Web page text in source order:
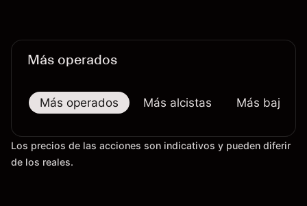
Más operados
Más operados Más alcistas Más bajistas
Los precios de las acciones son indicativos y pueden diferir
de los reales.